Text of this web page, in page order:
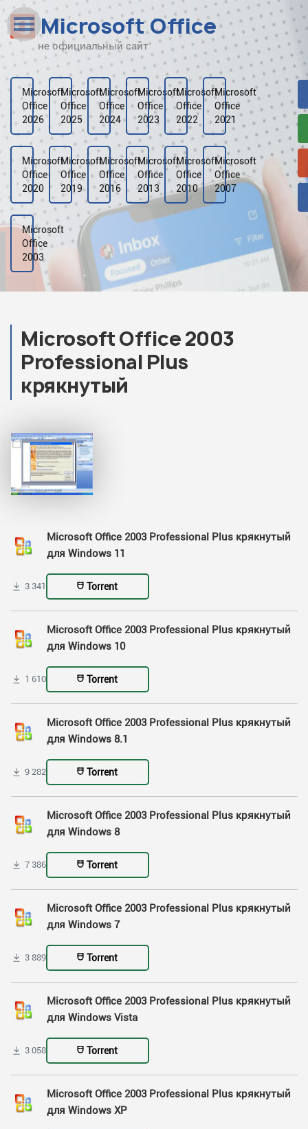
Наверх
Рейтинг
Видео
Галерея
Microsoft Office
не официальный сайт
Microsoft
Office
2026
Microsoft
Office
2025
Microsoft
Office
2024
Microsoft
Office
2023
Microsoft
Office
2022
Microsoft
Office
2021
Microsoft
Office
2020
Microsoft
Office
2019
Microsoft
Office
2016
Microsoft
Office
2013
Microsoft
Office
2010
Microsoft
Office
2007
Microsoft
Office
2003
Microsoft Office 2003
Professional Plus
крякнутый
Microsoft Office 2003 Professional Plus крякнутый
для Windows 11
3 341 Torrent
Microsoft Office 2003 Professional Plus крякнутый
для Windows 10
1 610 Torrent
Microsoft Office 2003 Professional Plus крякнутый
для Windows 8.1
9 282 Torrent
Microsoft Office 2003 Professional Plus крякнутый
для Windows 8
7 386 Torrent
Microsoft Office 2003 Professional Plus крякнутый
для Windows 7
3 889 Torrent
Microsoft Office 2003 Professional Plus крякнутый
для Windows Vista
3 058 Torrent
Microsoft Office 2003 Professional Plus крякнутый
для Windows XP